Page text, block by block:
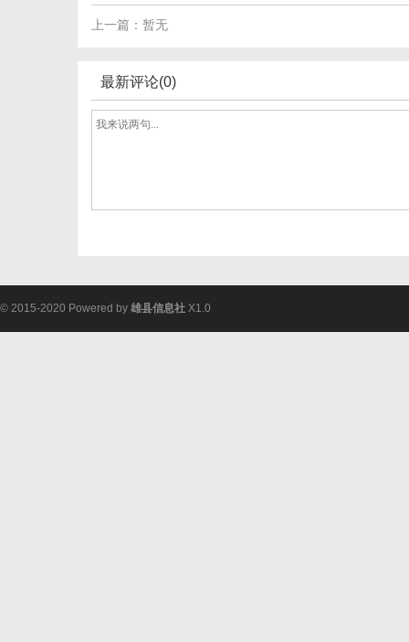
上一篇：暂无
最新评论(0)
© 2015-2020 Powered by 雄县信息社 X1.0